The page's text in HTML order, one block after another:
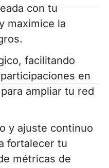
con tu
maximice la
facilitando
en
ampliar tu red
y ajuste continuo
fortalecer tu
métricas de